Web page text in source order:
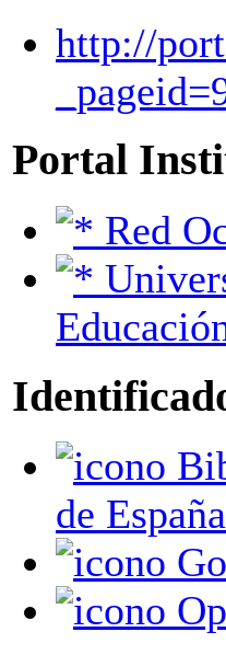
http://
Portal
Red
de España